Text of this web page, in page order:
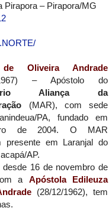
Pirapora – Pirapora/MG
Oliveira Andrade
1967) – Apóstolo do
Aliança da
(MAR), com sede
PA, fundado em
de 2004. O MAR
presente em Laranjal do
AP.
desde 16 de novembro de
a Apóstola Edileuza
(28/12/1962), tem